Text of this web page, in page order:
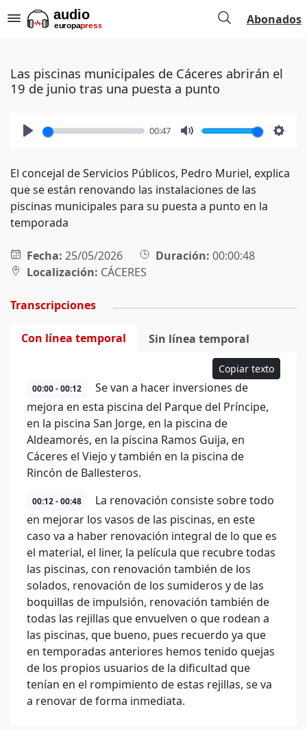
Abonados
Las piscinas municipales de Cáceres abrirán el
19 de junio tras una puesta a punto
00:47
El concejal de Servicios Públicos, Pedro Muriel, explica
que se están renovando las instalaciones de las
piscinas municipales para su puesta a punto en la
temporada
Fecha: 25/05/2026 Duración: 00:00:48
Localización: CÁCERES
Transcripciones
Con línea temporal Sin línea temporal
Copiar texto
00:00 - 00:12
Se van a hacer inversiones de
mejora en esta piscina del Parque del Príncipe,
en la piscina San Jorge, en la piscina de
Aldeamorés, en la piscina Ramos Guija, en
Cáceres el Viejo y también en la piscina de
Rincón de Ballesteros.
00:12 - 00:48
La renovación consiste sobre todo
en mejorar los vasos de las piscinas, en este
caso va a haber renovación integral de lo que es
el material, el liner, la película que recubre todas
las piscinas, con renovación también de los
solados, renovación de los sumideros y de las
boquillas de impulsión, renovación también de
todas las rejillas que envuelven o que rodean a
las piscinas, que bueno, pues recuerdo ya que
en temporadas anteriores hemos tenido quejas
de los propios usuarios de la dificultad que
tenían en el rompimiento de estas rejillas, se va
a renovar de forma inmediata.